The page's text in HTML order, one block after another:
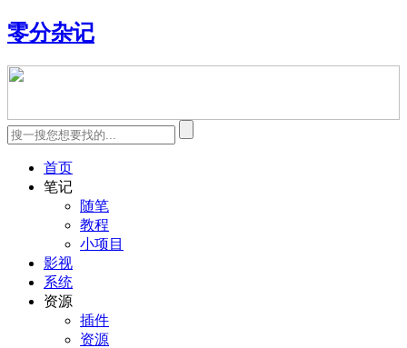
零分杂记
首页
笔记
随笔
教程
小项目
影视
系统
资源
插件
资源